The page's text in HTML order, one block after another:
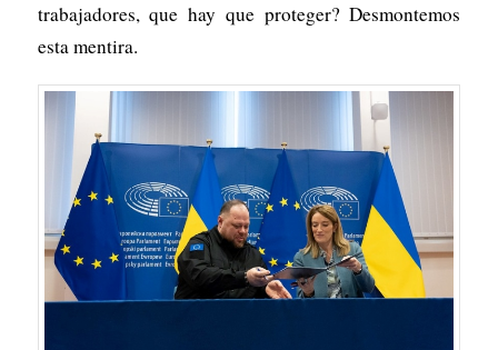
trabajadores, que hay que proteger? Desmontemos
esta mentira.